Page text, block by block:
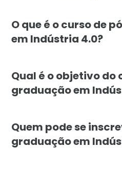
O que é o curso de
em Indústria 4.0?
Qual é o objetivo do
graduação em
Quem pode se
graduação em